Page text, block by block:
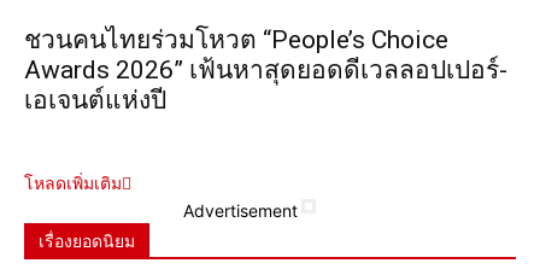
ชวนคนไทยร่วมโหวต “People’s Choice
Awards 2026” เฟ้นหาสุดยอดดีเวลลอปเปอร์-
เอเจนต์แห่งปี
โหลดเพิ่มเติม
Advertisement
เรื่องยอดนิยม